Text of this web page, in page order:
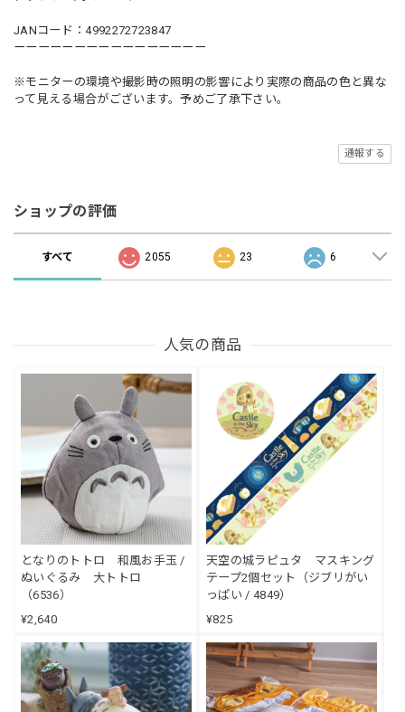
JANコード：4992272723847
ーーーーーーーーーーーーーーーー
※モニターの環境や撮影時の照明の影響により実際の商品の色と異な
って見える場合がございます。予めご了承下さい。
通報する
ショップの評価
すべて 2055 23 6
人気の商品
となりのトトロ 和風お手玉 /
ぬいぐるみ 大トトロ
（6536）
¥2,640
天空の城ラピュタ マスキング
テープ2個セット（ジブリがい
っぱい / 4849）
¥825